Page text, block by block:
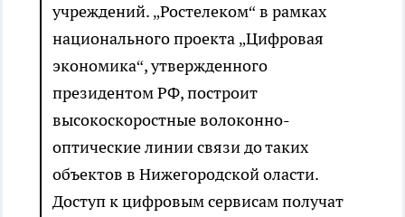
учреждений. „Ростелеком“ в рамках
национального проекта „Цифровая
экономика“, утвержденного
президентом РФ, построит
высокоскоростные волоконно-
оптические линии связи до таких
объектов в Нижегородской оласти.
Доступ к цифровым сервисам получат